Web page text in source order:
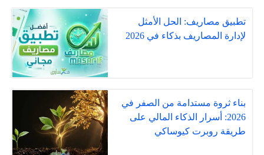
تطبيق مصاريف: الحل الأمثل
لإدارة المصاريف بذكاء في 2026
بناء ثروة مستدامة من الصفر في
2026: أسرار الذكاء المالي على
طريقة روبرت كيوساكي